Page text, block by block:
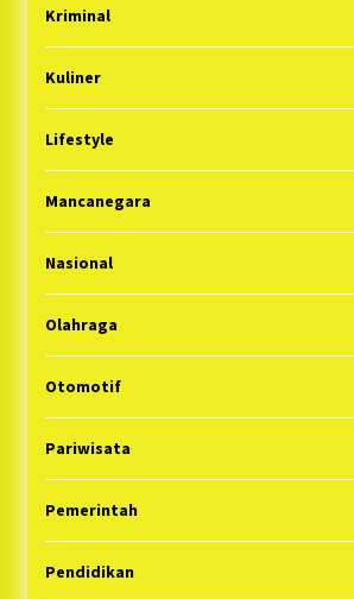
Kriminal
Kuliner
Lifestyle
Mancanegara
Nasional
Olahraga
Otomotif
Pariwisata
Pemerintah
Pendidikan